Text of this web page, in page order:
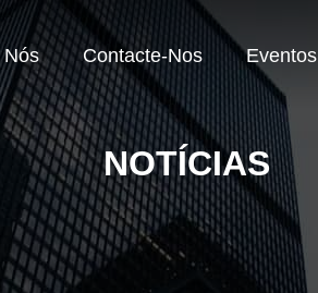
Nós Contacte-Nos Eventos
NOTÍCIAS